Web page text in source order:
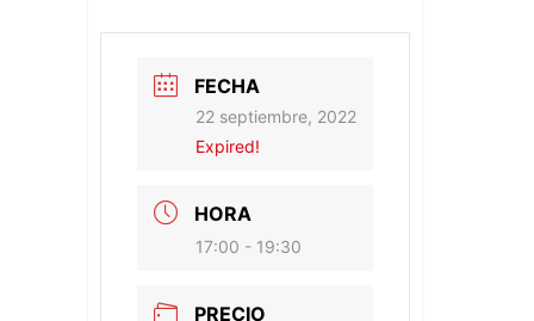
FECHA
22 septiembre, 2022
Expired!
HORA
17:00 - 19:30
PRECIO